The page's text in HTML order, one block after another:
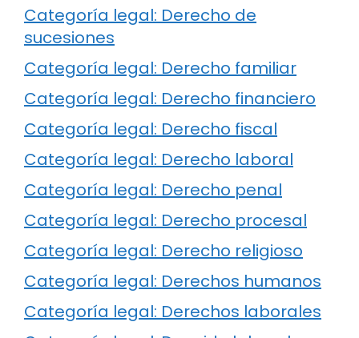
Categoría legal: Derecho de
sucesiones
Categoría legal: Derecho familiar
Categoría legal: Derecho financiero
Categoría legal: Derecho fiscal
Categoría legal: Derecho laboral
Categoría legal: Derecho penal
Categoría legal: Derecho procesal
Categoría legal: Derecho religioso
Categoría legal: Derechos humanos
Categoría legal: Derechos laborales